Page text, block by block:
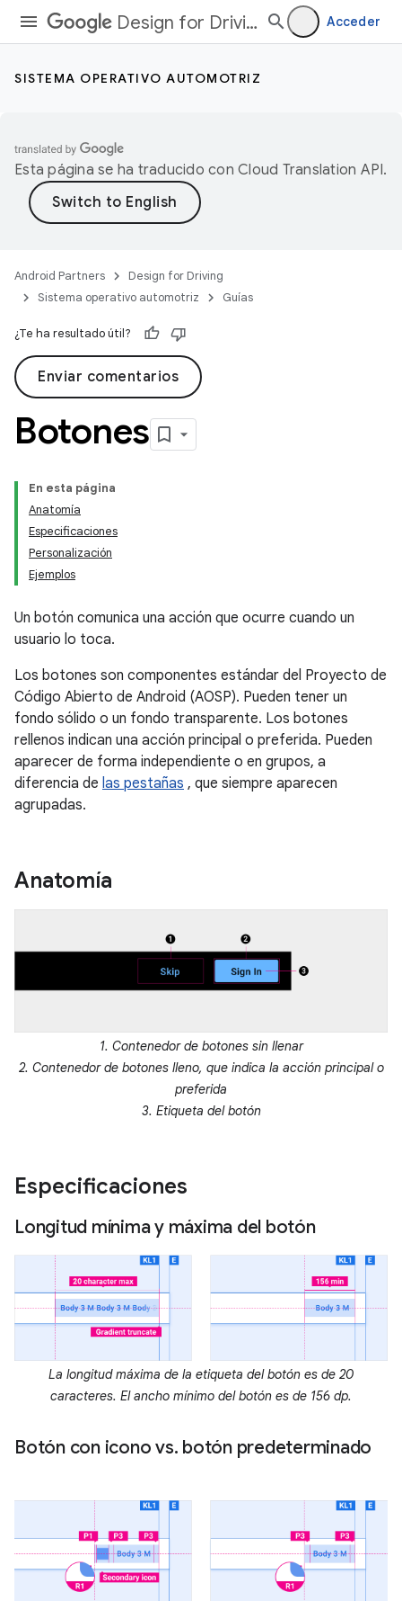
Design for Driving Acceder
SISTEMA OPERATIVO AUTOMOTRIZ
Esta página se ha traducido con Cloud Translation API.
Android Partners
Design for Driving
Sistema operativo automotriz
Guías
¿Te ha resultado útil?
Enviar comentarios
Botones
En esta página
Anatomía
Especificaciones
Personalización
Ejemplos
Un botón comunica una acción que ocurre cuando un
usuario lo toca.
Los botones son componentes estándar del Proyecto de
Código Abierto de Android (AOSP). Pueden tener un
fondo sólido o un fondo transparente. Los botones
rellenos indican una acción principal o preferida. Pueden
aparecer de forma independiente o en grupos, a
diferencia de las pestañas , que siempre aparecen
agrupadas.
Anatomía
1. Contenedor de botones sin llenar
2. Contenedor de botones lleno, que indica la acción principal o
preferida
3. Etiqueta del botón
Especificaciones
Longitud mínima y máxima del botón
La longitud máxima de la etiqueta del botón es de 20
caracteres. El ancho mínimo del botón es de 156 dp.
Botón con icono vs. botón predeterminado